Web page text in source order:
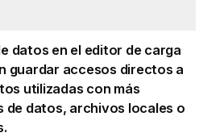
datos en el editor de carga
guardar accesos directos a
utilizadas con más
de datos, archivos locales o